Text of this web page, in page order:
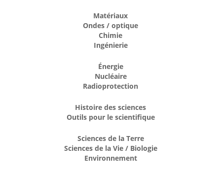
Matériaux
Ondes / optique
Chimie
Ingénierie
Énergie
Nucléaire
Radioprotection
Histoire des sciences
Outils pour le scientifique
Sciences de la Terre
Sciences de la Vie / Biologie
Environnement